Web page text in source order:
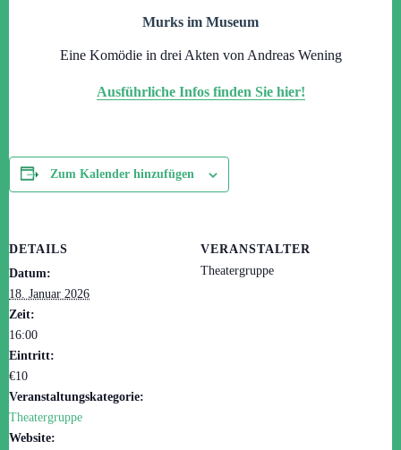
Murks im Museum
Eine Komödie in drei Akten von Andreas Wening
Ausführliche Infos finden Sie hier!
Zum Kalender hinzufügen
DETAILS
Datum:
18. Januar 2026
Zeit:
16:00
Eintritt:
€10
Veranstaltungskategorie:
Theatergruppe
Website:
VERANSTALTER
Theatergruppe